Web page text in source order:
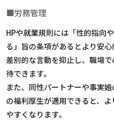
■労務管理
HPや就業規則には「性的指向
る」旨の条項があるとより安心
差別的な言動を抑止し、職場
待できます。
また、同性パートナーや事実
の福利厚生が適用できると、
やすくなります。